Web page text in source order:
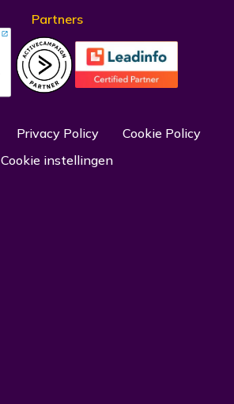
Partners
Privacy Policy
Cookie Policy
Cookie instellingen